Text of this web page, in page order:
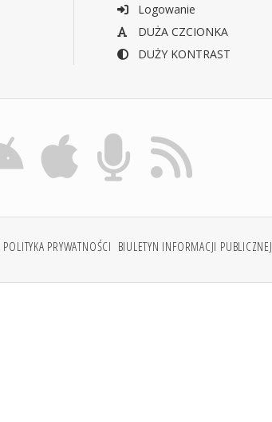
Logowanie
DUŻA CZCIONKA
DUŻY KONTRAST
POLITYKA PRYWATNOŚCI BIULETYN INFORMACJI PUBLICZNEJ